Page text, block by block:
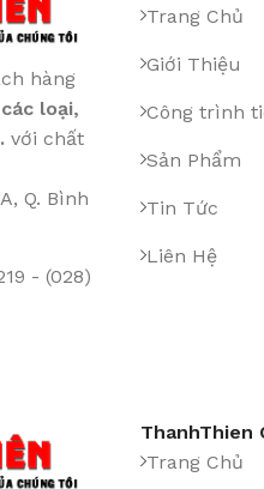
hàng
loại,
với chất
Q. Bình
- (028)
Trang Chủ
Giới Thiệu
Công trình
Sản Phẩm
Tin Tức
Liên Hệ
ThanhThien
Trang Chủ